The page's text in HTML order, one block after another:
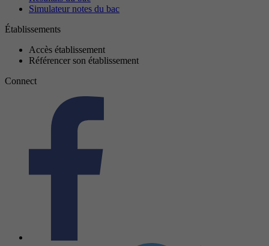
Simulateur notes du bac
Établissements
Accès établissement
Référencer son établissement
Connect